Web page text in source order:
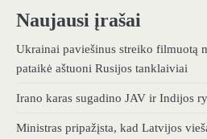
Naujausi įrašai
Ukrainai paviešinus streiko filmuotą
pataikė aštuoni Rusijos tanklaiviai
Irano karas sugadino JAV ir Indijos
Ministras pripažįsta, kad Latvijos